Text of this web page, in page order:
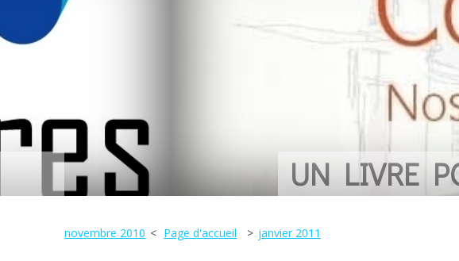
UN LIVRE POUR
novembre 2010 Page d'accueil janvier 2011